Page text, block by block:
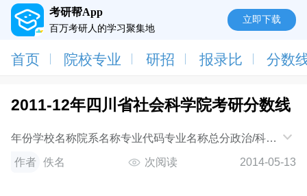
考研帮App
百万考研人的学习聚集地
立即下载
首页 院校专业 研招 报录比 分数
2011-12年四川省社会科学院考研分数线
年份学校名称院系名称专业代码专业名称总分政治/科目
一外语/科目二科目三科目四2012四川省社会科学院不
区分院系所035101（专业硕士）法律（非法学
作者 佚名 次阅读 2014-05-13